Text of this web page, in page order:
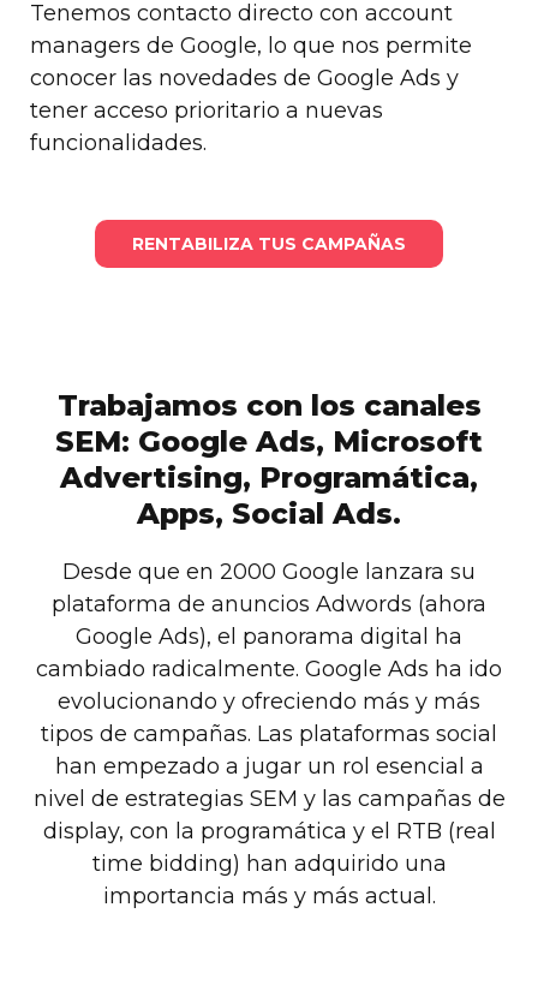
Tenemos contacto directo con account
managers de Google, lo que nos permite
conocer las novedades de Google Ads y
tener acceso prioritario a nuevas
funcionalidades.
RENTABILIZA TUS CAMPAÑAS
Trabajamos con los canales
SEM: Google Ads, Microsoft
Advertising, Programática,
Apps, Social Ads.
Desde que en 2000 Google lanzara su
plataforma de anuncios Adwords (ahora
Google Ads), el panorama digital ha
cambiado radicalmente. Google Ads ha ido
evolucionando y ofreciendo más y más
tipos de campañas. Las plataformas social
han empezado a jugar un rol esencial a
nivel de estrategias SEM y las campañas de
display, con la programática y el RTB (real
time bidding) han adquirido una
importancia más y más actual.